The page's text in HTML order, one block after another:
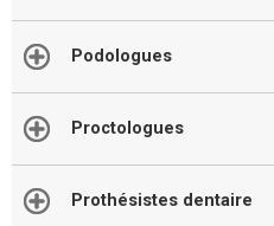
Podologues
Proctologues
Prothésistes dentaire